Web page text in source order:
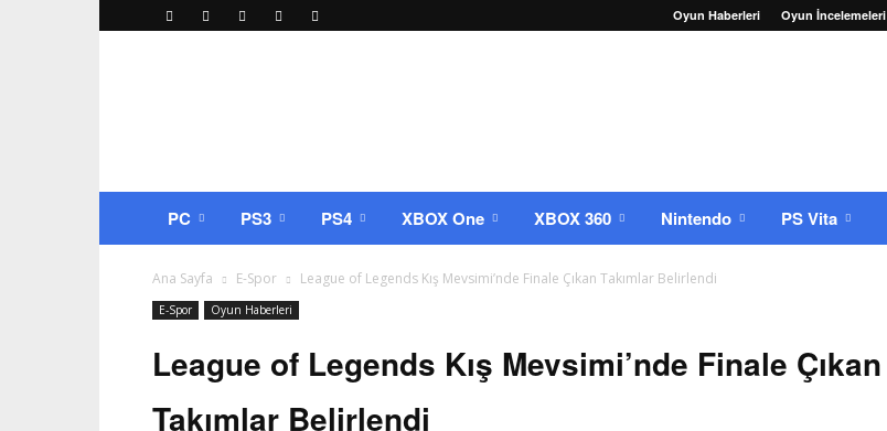
Oyun Haberleri Oyun İncelemeleri
ve
İncelemeleri
PC PS3 PS4 XBOX One XBOX 360 Nintendo PS Vita
Ana Sayfa E-Spor League of Legends Kış Mevsimi’nde Finale Çıkan Takımlar Belirlendi
E-Spor Oyun Haberleri
League of Legends Kış Mevsimi’nde Finale Çıkan
Takımlar Belirlendi